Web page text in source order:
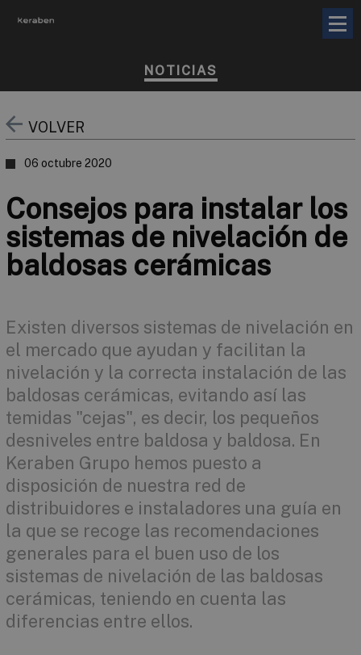
NOTICIAS
VOLVER
06 octubre 2020
Consejos para instalar los
sistemas de nivelación de
baldosas cerámicas
Existen diversos sistemas de nivelación en
el mercado que ayudan y facilitan la
nivelación y la correcta instalación de las
baldosas cerámicas, evitando así las
temidas "cejas", es decir, los pequeños
desniveles entre baldosa y baldosa. En
Keraben Grupo hemos puesto a
disposición de nuestra red de
distribuidores e instaladores una guía en
la que se recoge las recomendaciones
generales para el buen uso de los
sistemas de nivelación de las baldosas
cerámicas, teniendo en cuenta las
diferencias entre ellos.